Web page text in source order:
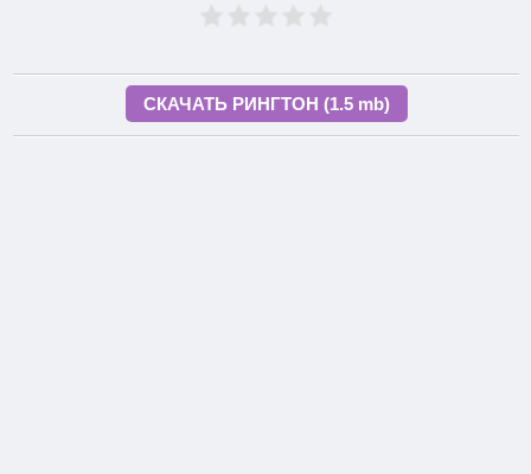
СКАЧАТЬ РИНГТОН (1.5 mb)